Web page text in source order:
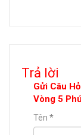
Trả lời
Gửi Câu
Vòng 5
Tên *